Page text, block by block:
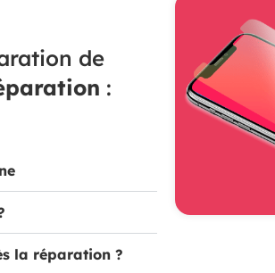
de
:
la réparation ?